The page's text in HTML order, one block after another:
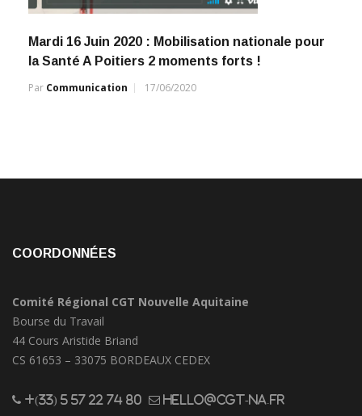
Mardi 16 Juin 2020 : Mobilisation nationale pour
la Santé A Poitiers 2 moments forts !
Par Communication 17/06/2020
COORDONNÉES
Comité Régional CGT Nouvelle Aquitaine
Bourse du Travail
44 Cours Aristide Briand
CS 61653 – 33075 BORDEAUX CEDEX
+(33) 5 57 22 74 80 hello@cgt-na.fr